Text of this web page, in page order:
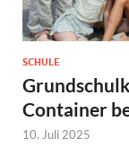
SCHULE
Container
10. Juli 2025